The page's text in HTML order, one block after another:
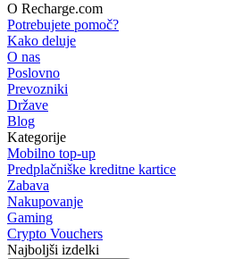
O Recharge.com
Potrebujete pomoč?
Kako deluje
O nas
Poslovno
Prevozniki
Države
Blog
Kategorije
Mobilno top-up
Predplačniške kreditne kartice
Zabava
Nakupovanje
Gaming
Crypto Vouchers
Najboljši izdelki